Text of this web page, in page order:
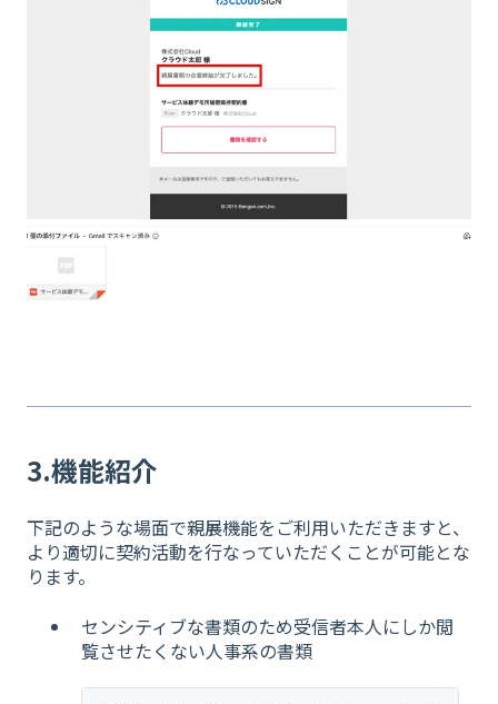
3.機能紹介
下記のような場面で親展機能をご利用いただきますと、
より適切に契約活動を行なっていただくことが可能とな
ります。
センシティブな書類のため受信者本人にしか閲
覧させたくない人事系の書類